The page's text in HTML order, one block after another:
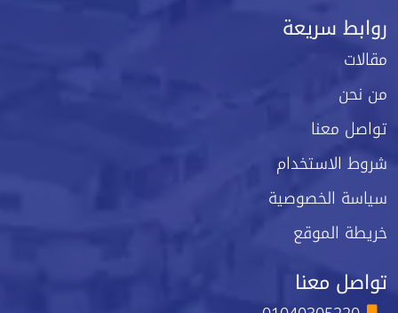
روابط سريعة
مقالات
من نحن
تواصل معنا
شروط الاستخدام
سياسة الخصوصية
خريطة الموقع
تواصل معنا